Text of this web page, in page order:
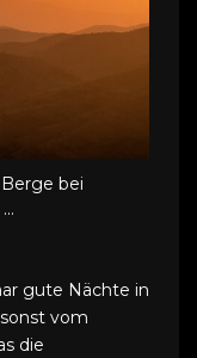
bei
gute Nächte in
vom
die